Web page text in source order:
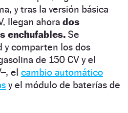
y tras la versión básica
llegan ahora dos
enchufables. Se
y comparten los dos
de 150 CV y el
el cambio automático
y el módulo de baterías de